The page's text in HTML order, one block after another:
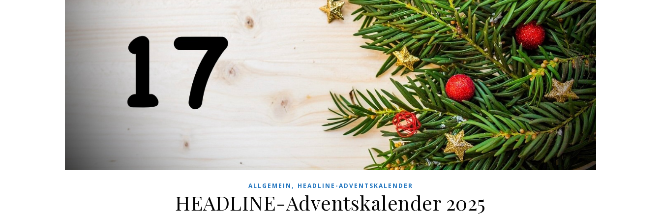
ALLGEMEIN , HEADLINE-ADVENTSKALENDER
HEADLINE-Adventskalender 2025